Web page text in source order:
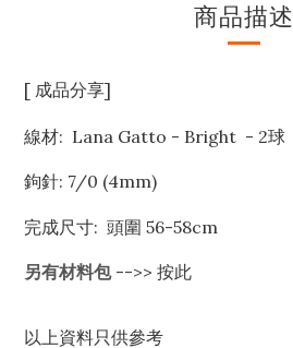
商品描述
[ 成品分享]
線材: Lana Gatto - Bright - 2球
鉤針: 7/0 (4mm)
完成尺寸: 頭圍 56-58cm
另有材料包-->> 按此
以上資料只供參考